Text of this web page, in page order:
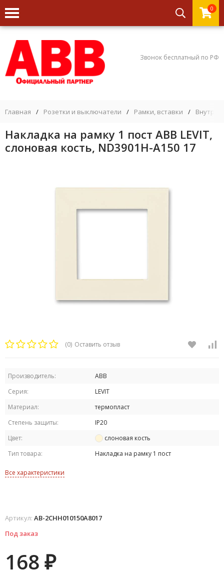
0
Звонок бесплатный по РФ
Главная / Розетки и выключатели / Рамки, вставки /
Накладка на рамку 1 пост ABB LEVIT,
слоновая кость, ND3901H-A150 17
(0) Оставить отзыв
Производитель:
ABB
Серия:
LEVIT
Материал:
термопласт
Степень защиты:
IP20
Цвет:
слоновая кость
Тип товара:
Накладка на рамку 1 пост
Все характеристики
Артикул: AB-2CHH010150A8017
Под заказ
168 ₽